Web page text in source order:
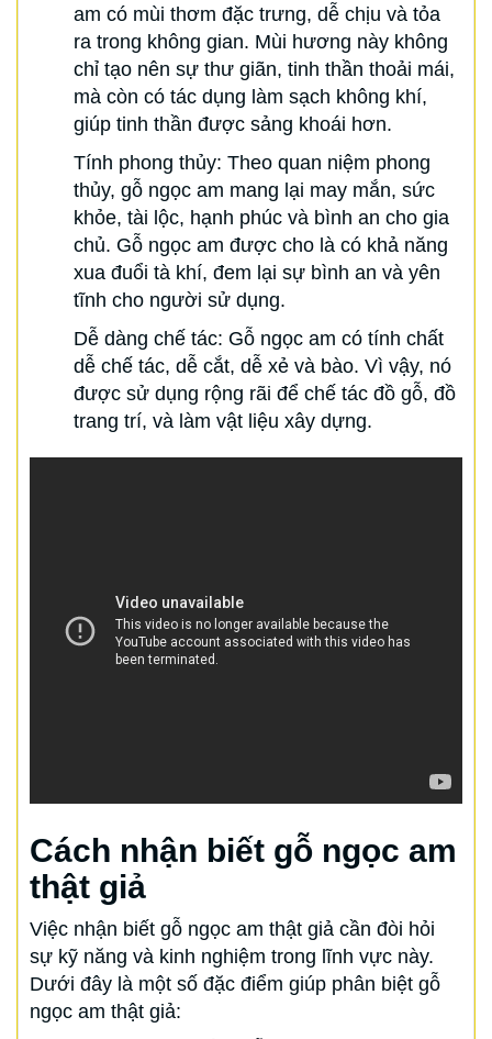
am có mùi thơm đặc trưng, dễ chịu và tỏa
ra trong không gian. Mùi hương này không
chỉ tạo nên sự thư giãn, tinh thần thoải mái,
mà còn có tác dụng làm sạch không khí,
giúp tinh thần được sảng khoái hơn.
Tính phong thủy: Theo quan niệm phong
thủy, gỗ ngọc am mang lại may mắn, sức
khỏe, tài lộc, hạnh phúc và bình an cho gia
chủ. Gỗ ngọc am được cho là có khả năng
xua đuổi tà khí, đem lại sự bình an và yên
tĩnh cho người sử dụng.
Dễ dàng chế tác: Gỗ ngọc am có tính chất
dễ chế tác, dễ cắt, dễ xẻ và bào. Vì vậy, nó
được sử dụng rộng rãi để chế tác đồ gỗ, đồ
trang trí, và làm vật liệu xây dựng.
Cách nhận biết gỗ ngọc am
thật giả
Việc nhận biết gỗ ngọc am thật giả cần đòi hỏi
sự kỹ năng và kinh nghiệm trong lĩnh vực này.
Dưới đây là một số đặc điểm giúp phân biệt gỗ
ngọc am thật giả: